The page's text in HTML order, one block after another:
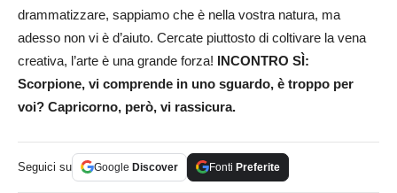
drammatizzare, sappiamo che è nella vostra natura, ma
adesso non vi è d’aiuto. Cercate piuttosto di coltivare la vena
creativa, l’arte è una grande forza! INCONTRO SÌ:
Scorpione, vi comprende in uno sguardo, è troppo per
voi? Capricorno, però, vi rassicura.
Seguici su Google Discover Fonti Preferite